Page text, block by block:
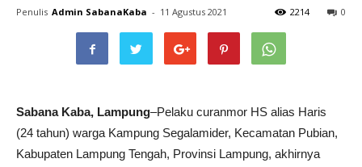
Penulis Admin SabanaKaba - 11 Agustus 2021 0
2214
Sabana Kaba, Lampung–Pelaku curanmor HS alias Haris
(24 tahun) warga Kampung Segalamider, Kecamatan Pubian,
Kabupaten Lampung Tengah, Provinsi Lampung, akhirnya